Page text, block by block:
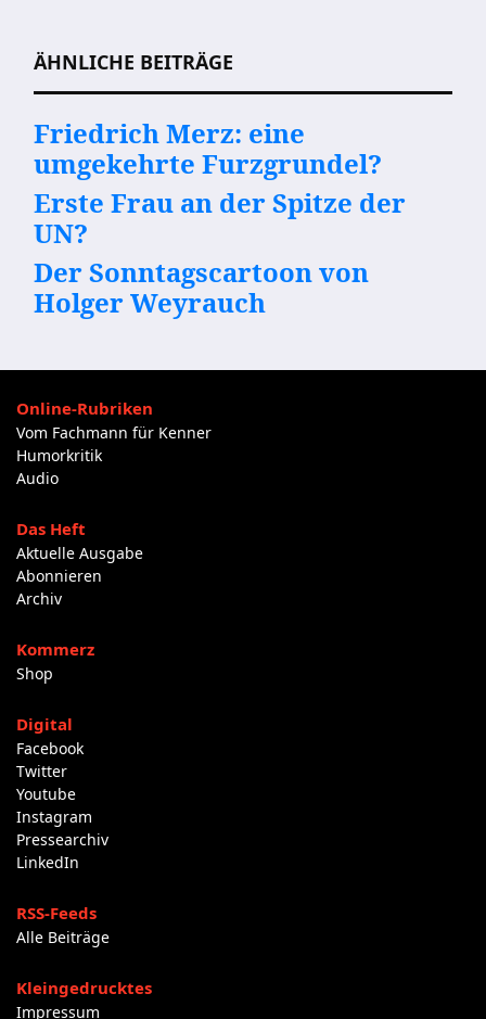
ÄHNLICHE BEITRÄGE
Friedrich Merz: eine
umgekehrte Furzgrundel?
Erste Frau an der Spitze der
UN?
Der Sonntagscartoon von
Holger Weyrauch
Online-Rubriken
Vom Fachmann für Kenner
Humorkritik
Audio
Das Heft
Aktuelle Ausgabe
Abonnieren
Archiv
Kommerz
Shop
Digital
Facebook
Twitter
Youtube
Instagram
Pressearchiv
LinkedIn
RSS-Feeds
Alle Beiträge
Kleingedrucktes
Impressum